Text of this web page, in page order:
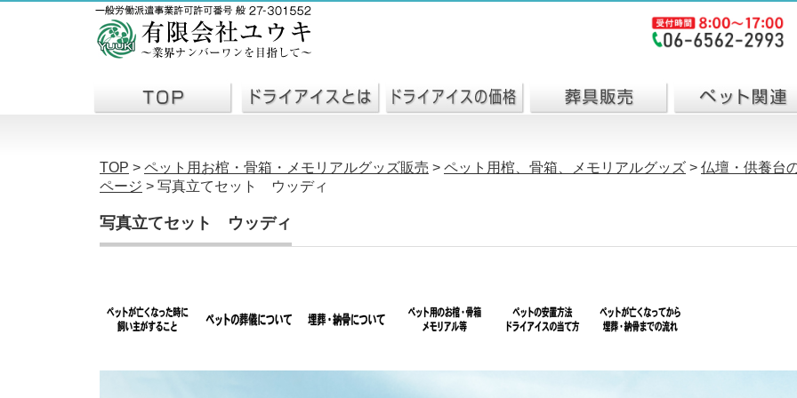
TOP > ペット用お棺・骨箱・メモリアルグッズ販売 > ペット用棺、骨箱、メモリアルグッズ > 仏壇・供養台
ページ > 写真立てセット ウッディ
写真立てセット ウッディ